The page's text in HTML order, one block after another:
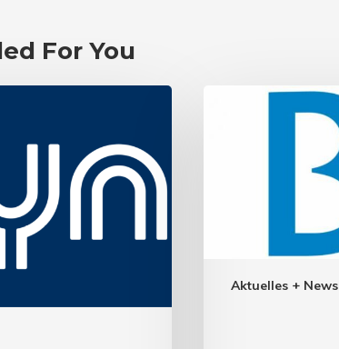
For You
Aktuelles + News